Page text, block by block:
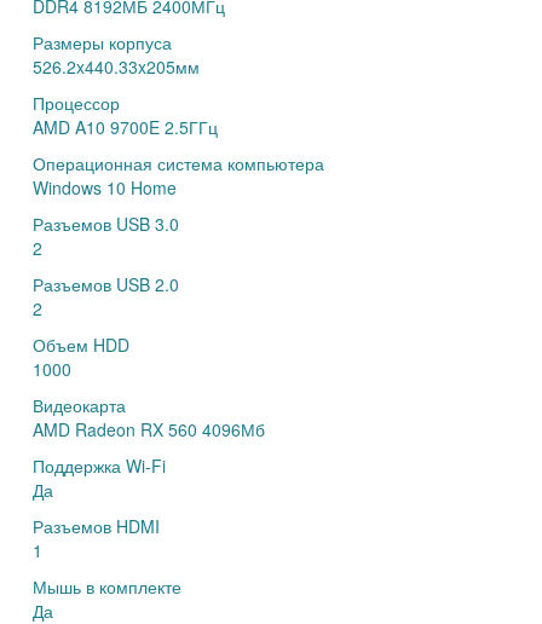
DDR4 8192МБ 2400МГц
Размеры корпуса
526.2x440.33x205мм
Процессор
AMD A10 9700E 2.5ГГц
Операционная система компьютера
Windows 10 Home
Разъемов USB 3.0
2
Разъемов USB 2.0
2
Объем HDD
1000
Видеокарта
AMD Radeon RX 560 4096Мб
Поддержка Wi-Fi
Да
Разъемов HDMI
1
Мышь в комплекте
Да